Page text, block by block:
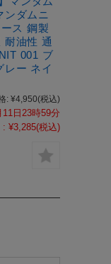
ンダムニ
ス 鋼製
耐油性 通
001 ブ
レー ネイ
: ¥4,950(税込)
11日23時59分
: ¥3,285(税込)